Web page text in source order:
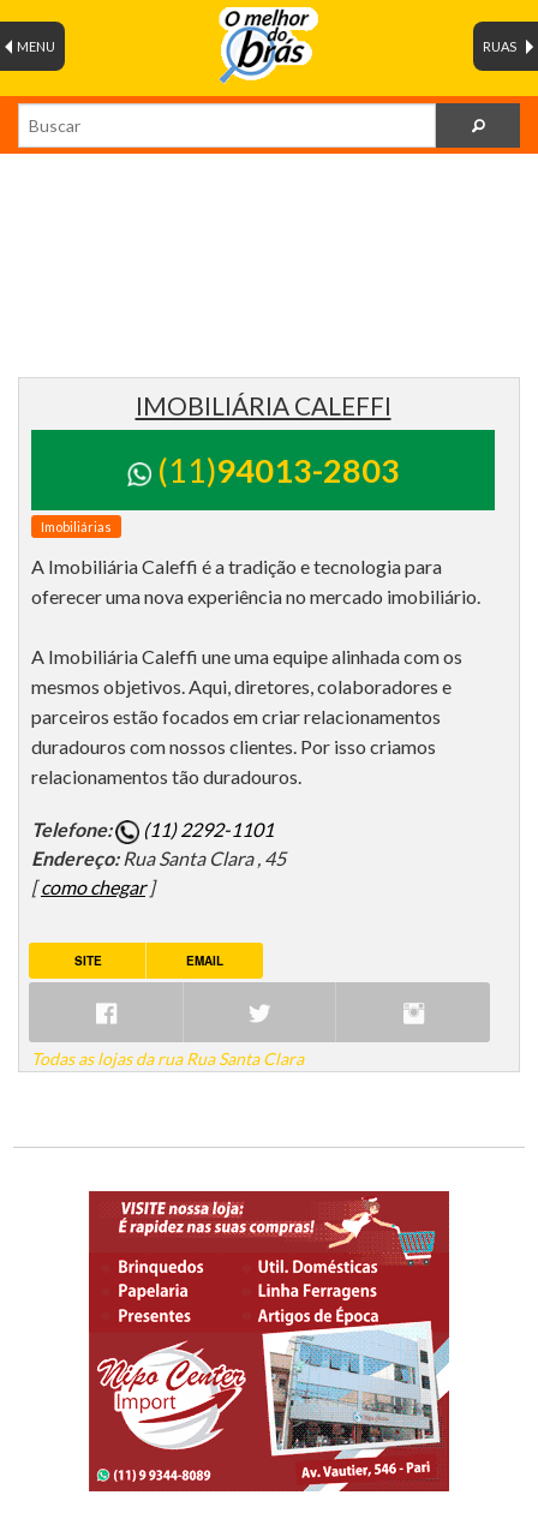
RUAS
MENU
IMOBILIÁRIA CALEFFI
(11)94013-2803
Imobiliárias
A Imobiliária Caleffi é a tradição e tecnologia para
oferecer uma nova experiência no mercado imobiliário.
A Imobiliária Caleffi une uma equipe alinhada com os
mesmos objetivos. Aqui, diretores, colaboradores e
parceiros estão focados em criar relacionamentos
duradouros com nossos clientes. Por isso criamos
relacionamentos tão duradouros.
Telefone:
(11) 2292-1101
Endereço: Rua Santa Clara , 45
[como chegar]
SITE EMAIL
Todas as lojas da rua Rua Santa Clara